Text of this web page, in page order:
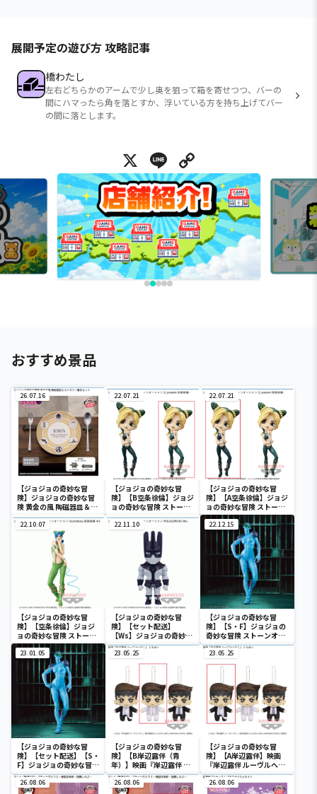
展開予定の遊び方 攻略記事
橋わたし
左右どちらかのアームで少し奥を狙って箱を寄せつつ、バーの
間にハマったら角を落とすか、浮いている方を持ち上げてバー
の間に落とします。
X Line
おすすめ景品
26.07.16
【ジョジョの奇妙な冒
険】ジョジョの奇妙な冒
険 黄金の風 陶磁器皿＆カ
トラリー置きセット
22.07.21
【ジョジョの奇妙な冒
険】【B空条徐倫】ジョジ
ョの奇妙な冒険 ストーン
オーシャン Q posket-空
条徐倫-
22.07.21
【ジョジョの奇妙な冒
険】【A空条徐倫】ジョジ
ョの奇妙な冒険 ストーン
オーシャン Q posket-空
条徐倫-
22.10.07
【ジョジョの奇妙な冒
険】【空条徐倫】ジョジ
ョの奇妙な冒険 ストーン
オーシャン Grandista-
空条徐倫-#2
22.11.10
【ジョジョの奇妙な冒
険】【セット配送】
【Ws】ジョジョの奇妙な
冒険 ストーンオーシャン
POLIGOROID-Ws-
22.12.15
【ジョジョの奇妙な冒
険】【S・F】ジョジョの
奇妙な冒険 ストーンオー
シャン Grandista-S・F-
23.01.05
【ジョジョの奇妙な冒
険】【セット配送】【S・
F】ジョジョの奇妙な冒険
ストーンオーシャン
Grandista-S・F-
23.05.25
【ジョジョの奇妙な冒
険】【B岸辺露伴（青
年）】映画『岸辺露伴 ル
ーヴルへ行く』 ともぬい
23.05.25
【ジョジョの奇妙な冒
険】【A岸辺露伴】映画
『岸辺露伴 ルーヴルへ行
く』 ともぬい
26.08.06 26.08.06 26.08.06